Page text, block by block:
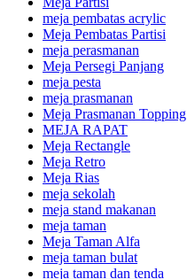
meja pembatas acrylic
Meja Pembatas Partisi
meja perasmanan
Meja Persegi Panjang
meja pesta
meja prasmanan
Meja Prasmanan Topping
MEJA RAPAT
Meja Rectangle
Meja Retro
Meja Rias
meja sekolah
meja stand makanan
meja taman
Meja Taman Alfa
meja taman bulat
meja taman dan tenda